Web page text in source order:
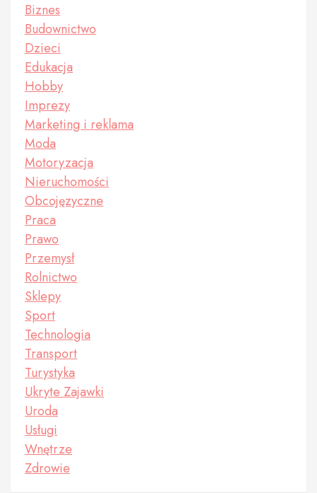
Biznes
Budownictwo
Dzieci
Edukacja
Hobby
Imprezy
Marketing i reklama
Moda
Motoryzacja
Nieruchomości
Obcojęzyczne
Praca
Prawo
Przemysł
Rolnictwo
Sklepy
Sport
Technologia
Transport
Turystyka
Ukryte Zajawki
Uroda
Usługi
Wnętrze
Zdrowie